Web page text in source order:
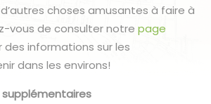
choses amusantes à faire à
vous de consulter notre page
des informations sur les
dans les environs!